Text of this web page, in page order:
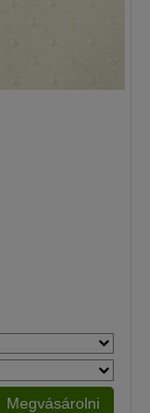
Megvásárolni